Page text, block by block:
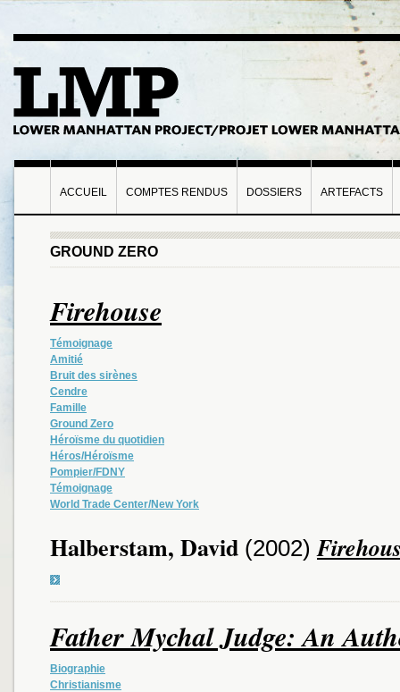
ACCUEIL COMPTES RENDUS DOSSIERS ARTEFACTS
GROUND ZERO
Firehouse
Témoignage
Amitié
Bruit des sirènes
Cendre
Famille
Ground Zero
Héroïsme du quotidien
Héros/Héroïsme
Pompier/FDNY
Témoignage
World Trade Center/New York
Halberstam, David (2002)
Father Mychal Judge: An
Biographie
Christianisme